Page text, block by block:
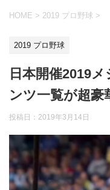
HOME > 2019 プロ野球 >
2019 プロ野球
日本開催2019
ンツ一覧が超豪
投稿日： 2019年3月14日